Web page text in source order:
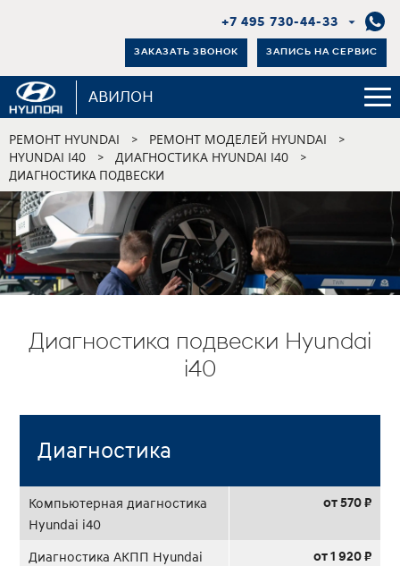
+7 495 730-44-33
ЗАКАЗАТЬ ЗВОНОК ЗАПИСЬ НА СЕРВИС
АВИЛОН
РЕМОНТ HYUNDAI > РЕМОНТ МОДЕЛЕЙ HYUNDAI >
HYUNDAI I40 > ДИАГНОСТИКА HYUNDAI I40 >
ДИАГНОСТИКА ПОДВЕСКИ
Диагностика подвески Hyundai
i40
Диагностика
Компьютерная диагностика
Hyundai i40
от 570 ₽
Диагностика АКПП Hyundai
от 1 920 ₽